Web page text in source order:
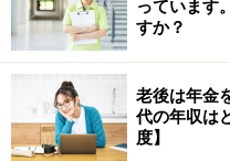
成制度を利用できる可
は「心身障害者医療費助
象となれば医療費負担が
自己負担なしになる場合
制度名や助成内容は自治
っています
すか？
老後は年金
代の年収は
度】